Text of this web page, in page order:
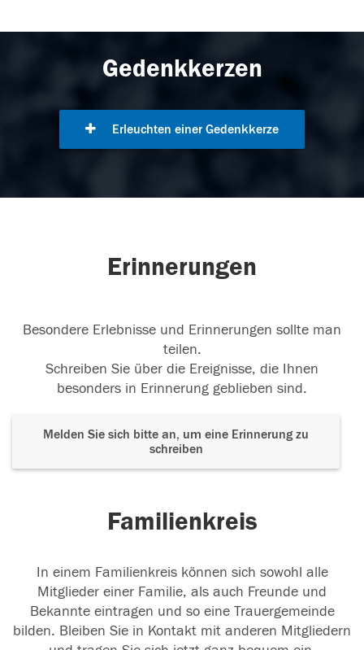
Gedenkkerzen
Erleuchten einer Gedenkkerze
Erinnerungen
Besondere Erlebnisse und Erinnerungen sollte man
teilen.
Schreiben Sie über die Ereignisse, die Ihnen
besonders in Erinnerung geblieben sind.
Melden Sie sich bitte an, um eine Erinnerung zu
schreiben
Familienkreis
In einem Familienkreis können sich sowohl alle
Mitglieder einer Familie, als auch Freunde und
Bekannte eintragen und so eine Trauergemeinde
bilden. Bleiben Sie in Kontakt mit anderen Mitgliedern